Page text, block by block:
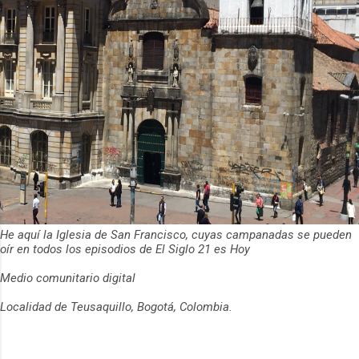
He aquí la Iglesia de San Francisco, cuyas campanadas se pueden
oír en todos los episodios de El Siglo 21 es Hoy
Medio comunitario digital
Localidad de Teusaquillo, Bogotá, Colombia.